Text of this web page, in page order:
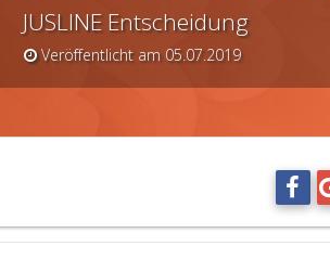
JUSLINE Entscheidung
Veröffentlicht am 05.07.2019